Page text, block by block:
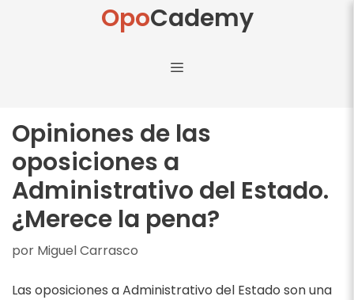
OpoCademy
Opiniones de las
oposiciones a
Administrativo del Estado.
¿Merece la pena?
por Miguel Carrasco
Las oposiciones a Administrativo del Estado son una